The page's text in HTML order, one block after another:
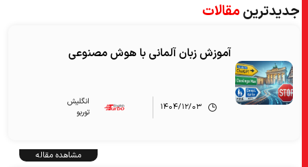
جدیدترینمقالات
آموزش زبان آلمانی با هوش مصنوعی
۱۴۰۴/۱۲/۰۳
انگلیش‌
توربو
مشاهده مقاله